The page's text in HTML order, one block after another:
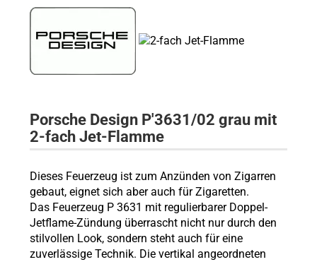
Porsche Design P'3631/02 grau mit
2-fach Jet-Flamme
Dieses Feuerzeug ist zum Anzünden von Zigarren
gebaut, eignet sich aber auch für Zigaretten.
Das Feuerzeug P 3631 mit regulierbarer Doppel-
Jetflame-Zündung überrascht nicht nur durch den
stilvollen Look, sondern steht auch für eine
zuverlässige Technik. Die vertikal angeordneten